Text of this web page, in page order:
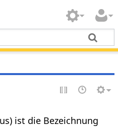
ist die Bezeichnung